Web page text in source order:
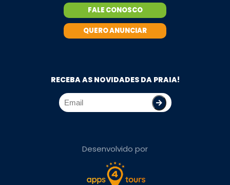
FALE CONOSCO
QUERO ANUNCIAR
RECEBA AS NOVIDADES DA PRAIA!
Desenvolvido por